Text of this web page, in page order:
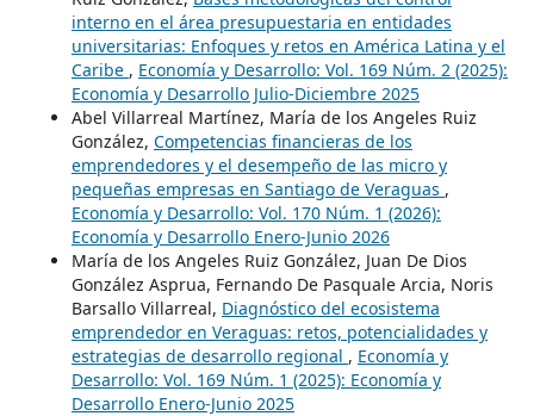
interno en el área presupuestaria en entidades
universitarias: Enfoques y retos en América Latina y el
Caribe , Economía y Desarrollo: Vol. 169 Núm. 2 (2025):
Economía y Desarrollo Julio-Diciembre 2025
Abel Villarreal Martínez, María de los Angeles Ruiz
González, Competencias financieras de los
emprendedores y el desempeño de las micro y
pequeñas empresas en Santiago de Veraguas ,
Economía y Desarrollo: Vol. 170 Núm. 1 (2026):
Economía y Desarrollo Enero-Junio 2026
María de los Angeles Ruiz González, Juan De Dios
González Asprua, Fernando De Pasquale Arcia, Noris
Barsallo Villarreal, Diagnóstico del ecosistema
emprendedor en Veraguas: retos, potencialidades y
estrategias de desarrollo regional , Economía y
Desarrollo: Vol. 169 Núm. 1 (2025): Economía y
Desarrollo Enero-Junio 2025